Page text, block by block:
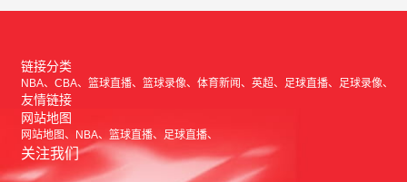
链接分类
NBA CBA 篮球直播 篮球录像 体育新闻 英超 足球直播 足球录像
友情链接
网站地图
网站地图 NBA 篮球直播 足球直播
关注我们